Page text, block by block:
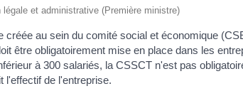
et administrative (Première ministre)
au sein du comité social et économique
être obligatoirement mise en place dans les
à 300 salariés, la CSSCT n'est pas
l'effectif de l'entreprise.